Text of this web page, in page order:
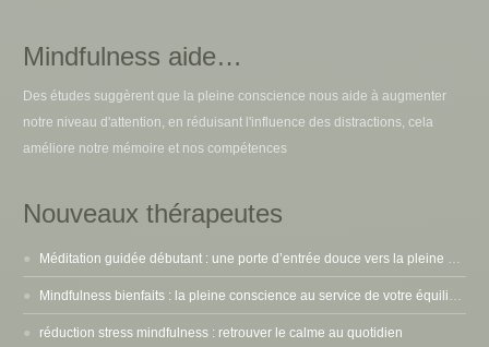
Mindfulness aide…
Des études suggèrent que la pleine conscience nous aide à augmenter
notre niveau d'attention, en réduisant l'influence des distractions, cela
améliore notre mémoire et nos compétences
Nouveaux thérapeutes
réduction stress mindfulness : retrouver le calme au quotidien